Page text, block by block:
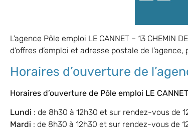
L’agence Pôle emploi LE CANNET – 13 CHEMIN
d’offres d’emploi et adresse postale de
Horaires d’ouverture de
Horaires d’ouverture de Pôle emploi LE CANNET
Lundi : de 8h30 à 12h30 et sur rendez-vous de
Mardi : de 8h30 à 12h30 et sur rendez-vous de